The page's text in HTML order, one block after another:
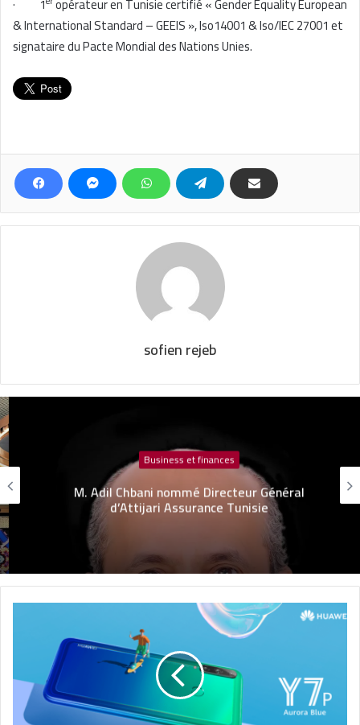
& International Standard – GEEIS », Iso14001 & Iso/IEC 27001 et
signataire du Pacte Mondial des Nations Unies.
sofien rejeb
Business et finances
M. Adil Chbani nommé Directeur Général
d’Attijari Assurance Tunisie